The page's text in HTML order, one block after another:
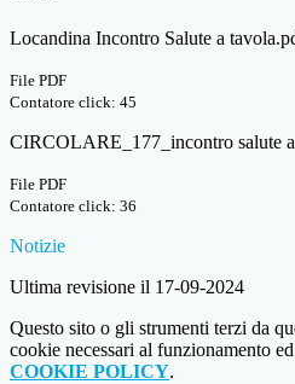
Locandina Incontro Salute a
File PDF
Contatore click: 45
CIRCOLARE_177_incontro salute
File PDF
Contatore click: 36
Notizie
Ultima revisione il 17-09-2024
Questo sito o gli strumenti terzi da
cookie necessari al funzionamento
COOKIE POLICY.